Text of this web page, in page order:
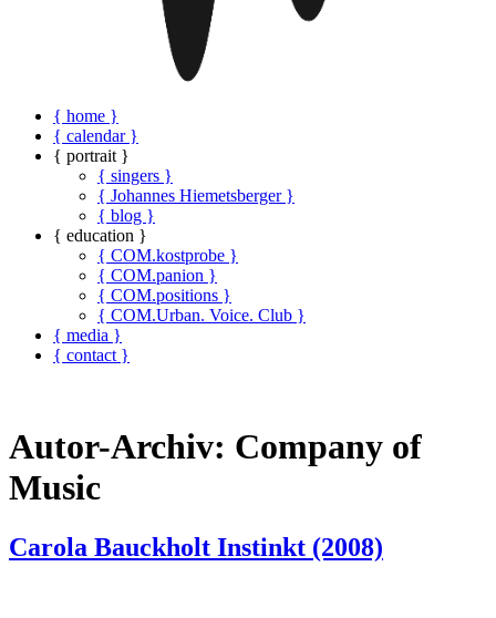
{ home }
{ calendar }
{ portrait }
{ singers }
{ Johannes Hiemetsberger }
{ blog }
{ education }
{ COM.kostprobe }
{ COM.panion }
{ COM.positions }
{ COM.Urban. Voice. Club }
{ media }
{ contact }
Autor-Archiv: Company of
Music
Carola Bauckholt Instinkt (2008)